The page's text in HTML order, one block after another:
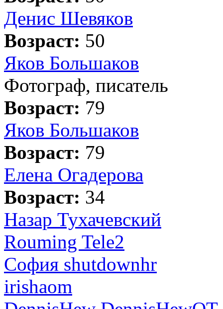
Денис Шевяков
Возраст: 50
Яков Большаков
Фотограф, писатель
Возраст: 79
Яков Большаков
Возраст: 79
Елена Огадерова
Возраст: 34
Назар Тухачевский
Rouming Tele2
София shutdownhr
irishaom